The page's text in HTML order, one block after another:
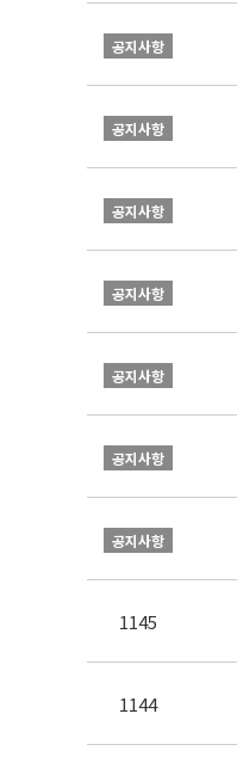
공지사항
공지사항
공지사항
공지사항
공지사항
공지사항
공지사항
1145
1144